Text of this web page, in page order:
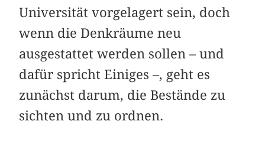
Universität vorgelagert sein, doch
wenn die Denkräume neu
ausgestattet werden sollen – und
dafür spricht Einiges –, geht es
zunächst darum, die Bestände zu
sichten und zu ordnen.